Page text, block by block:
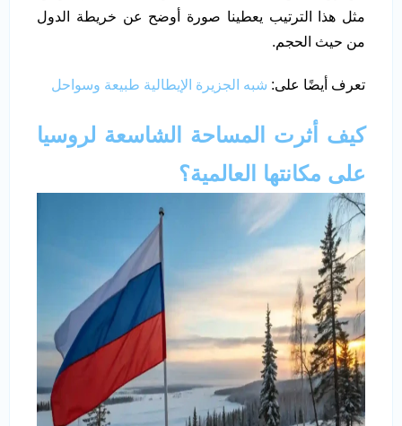
مثل هذا الترتيب يعطينا صورة أوضح عن خريطة الدول
من حيث الحجم.
تعرف أيضًا على: شبه الجزيرة الإيطالية طبيعة وسواحل
كيف أثرت المساحة الشاسعة لروسيا
على مكانتها العالمية؟